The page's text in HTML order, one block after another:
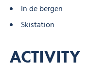
In de bergen
Skistation
ACTIVITY